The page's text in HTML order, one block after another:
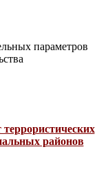
параметров
районов